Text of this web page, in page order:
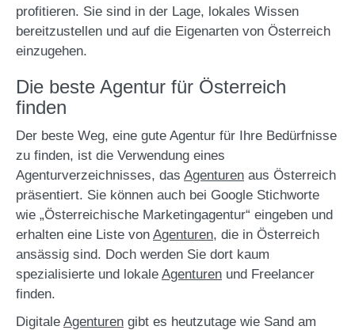
profitieren. Sie sind in der Lage, lokales Wissen
bereitzustellen und auf die Eigenarten von Österreich
einzugehen.
Die beste Agentur für Österreich
finden
Der beste Weg, eine gute Agentur für Ihre Bedürfnisse
zu finden, ist die Verwendung eines
Agenturverzeichnisses, das Agenturen aus Österreich
präsentiert. Sie können auch bei Google Stichworte
wie „Österreichische Marketingagentur“ eingeben und
erhalten eine Liste von Agenturen, die in Österreich
ansässig sind. Doch werden Sie dort kaum
spezialisierte und lokale Agenturen und Freelancer
finden.
Digitale Agenturen gibt es heutzutage wie Sand am